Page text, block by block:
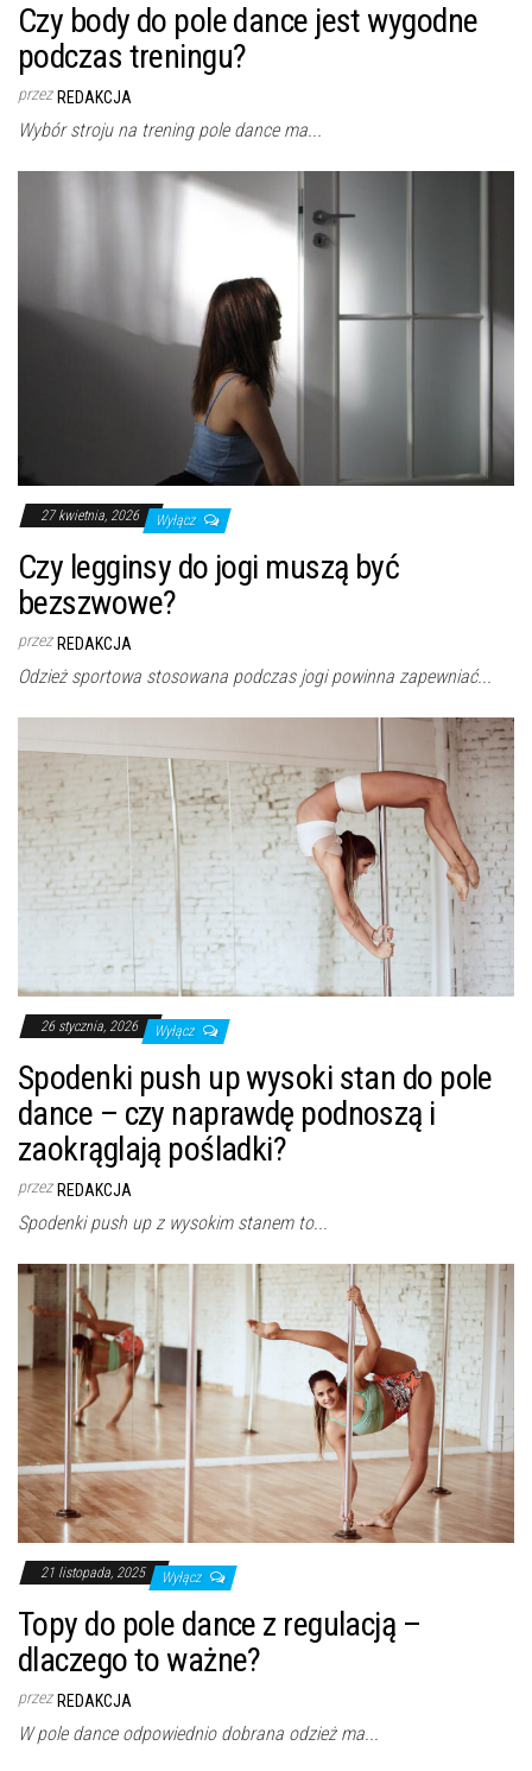
Czy body do pole dance jest wygodne
podczas treningu?
przez REDAKCJA
Wybór stroju na trening pole dance ma...
27 kwietnia, 2026 Wyłącz
Czy legginsy do jogi muszą być
bezszwowe?
przez REDAKCJA
Odzież sportowa stosowana podczas jogi powinna zapewniać...
26 stycznia, 2026 Wyłącz
Spodenki push up wysoki stan do pole
dance – czy naprawdę podnoszą i
zaokrąglają pośladki?
przez REDAKCJA
Spodenki push up z wysokim stanem to...
21 listopada, 2025 Wyłącz
Topy do pole dance z regulacją –
dlaczego to ważne?
przez REDAKCJA
W pole dance odpowiednio dobrana odzież ma...